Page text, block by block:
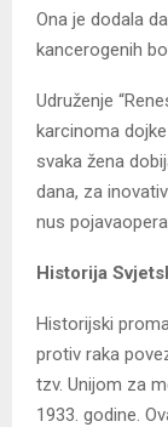
Ona je dodala
kancerogenih
Udruženje
karcinoma
svaka žena
dana, za
nus
Historija
Historijski
protiv raka
tzv. Unijom za
1933. godine.